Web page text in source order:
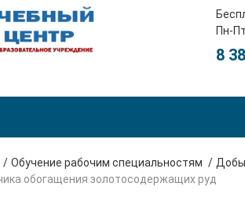
Пн-
8
Обучение рабочим специальностям
обогащения золотосодержащих руд